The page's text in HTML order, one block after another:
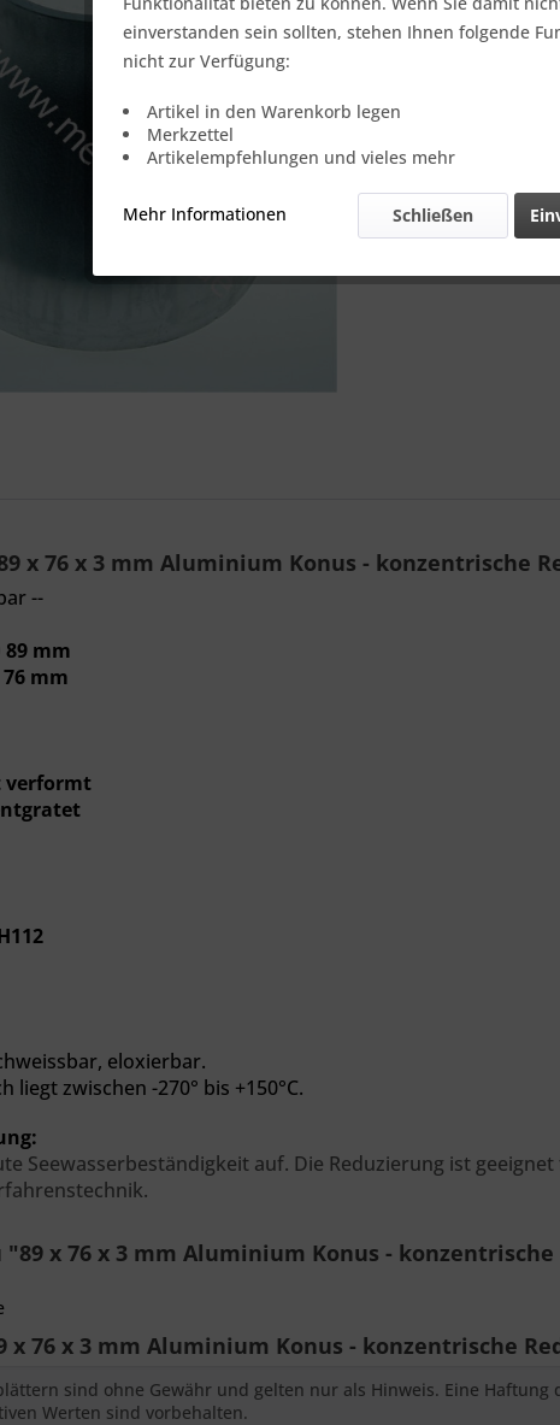
x 76 x 3 mm Aluminium Konus - konzentrische
--
89 mm
mm
verformt
eloxierbar.
zwischen -270° bis +150°C.
Seewasserbeständigkeit auf. Die Reduzierung ist
x 76 x 3 mm Aluminium Konus - konzentrische
x 76 x 3 mm Aluminium Konus - konzentrische
sind ohne Gewähr und gelten nur als Hinweis. Eine
Werten sind vorbehalten.
einverstanden sein sollten, stehen Ihnen folgende
nicht zur Verfügung:
Artikel in den Warenkorb legen
Merkzettel
Artikelempfehlungen und vieles mehr
Mehr Informationen Schließen